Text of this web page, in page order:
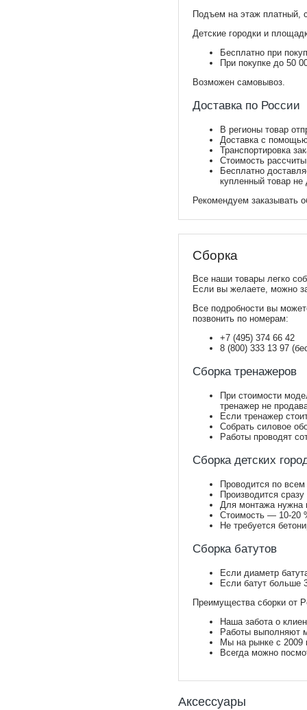
Подъем на этаж платный,
Детские городки и
Бесплатно при
При покупке до 50
Возможен самовывоз.
Доставка по России
В регионы товар
Доставка с
Транспортировка
Стоимость
Бесплатно
купленный товар не
Рекомендуем заказывать
Сборка
Все наши товары легко
Если вы желаете, можно
Все подробности вы
позвонить по номерам:
+7 (495) 374 66 42
8 (800) 333 13 97
Сборка тренажеров
При стоимости
тренажер не
Если тренажер
Собрать силовое
Работы проводят
Сборка детских
Проводится по всем
Производится
Для монтажа нужна
Стоимость — 10-20
Не требуется
Сборка батутов
Если диаметр
Если батут больше
Преимущества сборки от
Наша забота о
Работы выполняют
Мы на рынке с 2009
Всегда можно
Аксессуары